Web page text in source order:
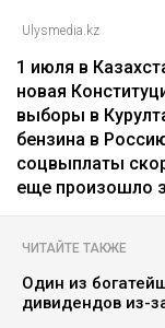
Ulysmedia.kz
1 июля в
новая
выборы в
бензина в
соцвыплаты
еще произошло
ЧИТАЙТЕ ТАКЖЕ
Один из
дивидендов из-